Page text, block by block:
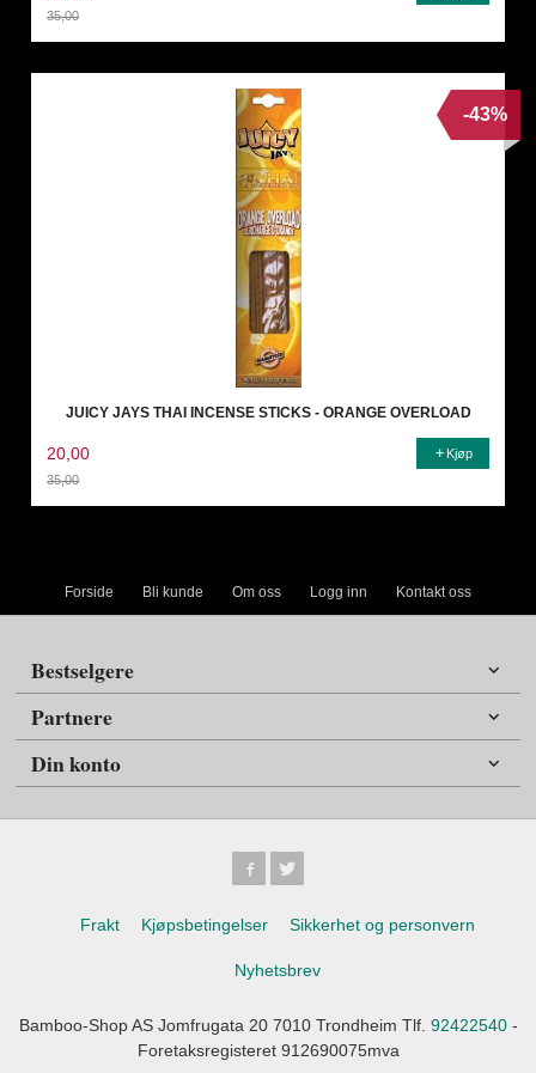
35,00
JUICY JAYS THAI INCENSE STICKS - ORANGE OVERLOAD
20,00
35,00
Rabatt
-43%
Kjøp
Forside Bli kunde Om oss Logg inn Kontakt oss
Bestselgere
Partnere
Din konto
Frakt Kjøpsbetingelser Sikkerhet og personvern
Nyhetsbrev
Bamboo-Shop AS Jomfrugata 20 7010 Trondheim Tlf. 92422540-
Foretaksregisteret 912690075mva